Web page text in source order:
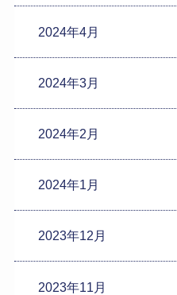
2024年4月
2024年3月
2024年2月
2024年1月
2023年12月
2023年11月